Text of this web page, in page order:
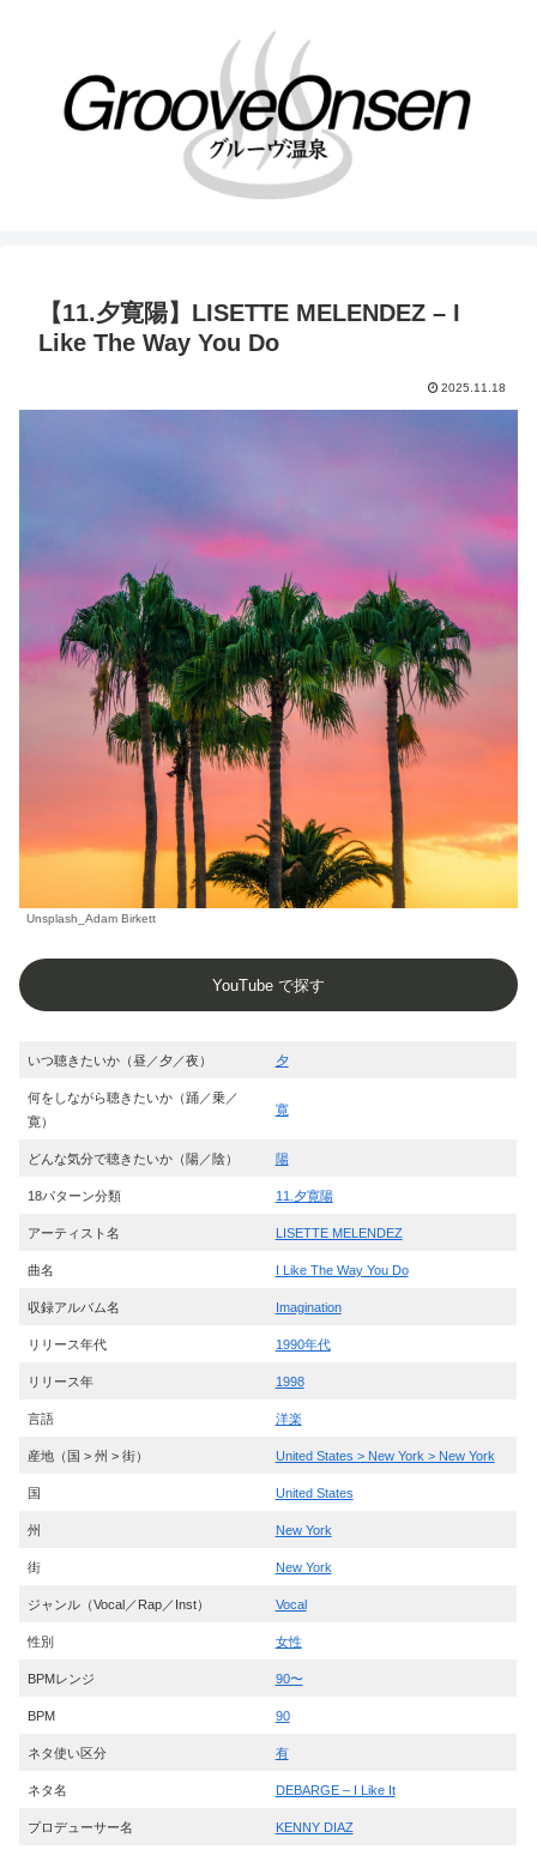
【11.夕寛陽】LISETTE MELENDEZ – I
Like The Way You Do
2025.11.18
Unsplash_Adam Birkett
YouTube で探す
いつ聴きたいか（昼／夕／夜） 夕
何をしながら聴きたいか（踊／乗／
寛）
寛
どんな気分で聴きたいか（陽／陰） 陽
18パターン分類 11.夕寛陽
アーティスト名 LISETTE MELENDEZ
曲名 I Like The Way You Do
収録アルバム名 Imagination
リリース年代 1990年代
リリース年 1998
言語 洋楽
産地（国 > 州 > 街） United States > New York > New York
国 United States
州 New York
街 New York
ジャンル（Vocal／Rap／Inst） Vocal
性別 女性
BPMレンジ 90〜
BPM 90
ネタ使い区分 有
ネタ名 DEBARGE – I Like It
プロデューサー名 KENNY DIAZ